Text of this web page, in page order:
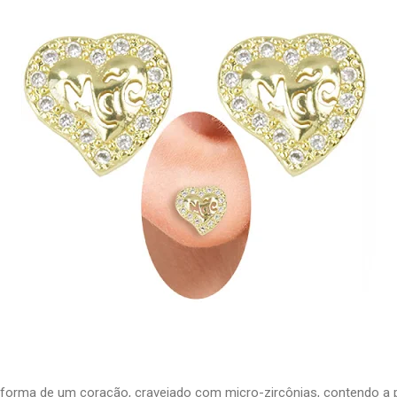
de um coração, cravejado com micro-zircônias, contendo a